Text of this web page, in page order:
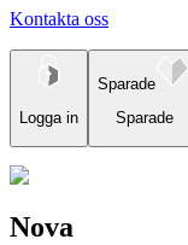
Kontakta oss
Logga in
Sparade
Sparade
Nova